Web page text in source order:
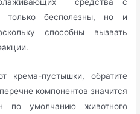
только бесполезны, но и
способны вызвать
крема-пустышки, обратите
компонентов значится
по умолчанию животного